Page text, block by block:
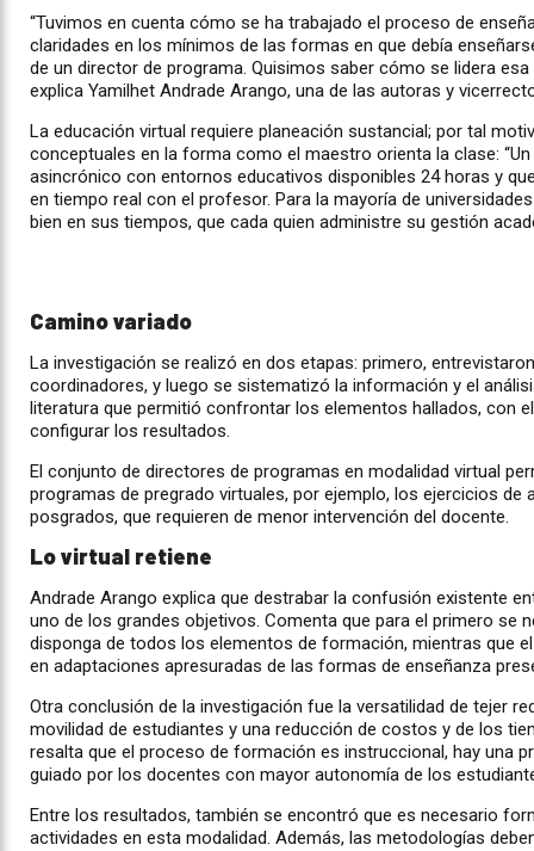
“Tuvimos en cuenta cómo se ha trabajado el proceso de
claridades en los mínimos de las formas en que debía
de un director de programa. Quisimos saber cómo se lidera
explica Yamilhet Andrade Arango, una de las autoras y
La educación virtual requiere planeación sustancial; por tal
conceptuales en la forma como el maestro orienta la clase:
asincrónico con entornos educativos disponibles 24 horas y
en tiempo real con el profesor. Para la mayoría de
bien en sus tiempos, que cada quien administre su gestión
Camino variado
La investigación se realizó en dos etapas: primero,
coordinadores, y luego se sistematizó la información y el
literatura que permitió confrontar los elementos hallados, con
configurar los resultados.
El conjunto de directores de programas en modalidad virtual
programas de pregrado virtuales, por ejemplo, los ejercicios
posgrados, que requieren de menor intervención del docente.
Lo virtual retiene
Andrade Arango explica que destrabar la confusión existente
uno de los grandes objetivos. Comenta que para el primero se
disponga de todos los elementos de formación, mientras que
en adaptaciones apresuradas de las formas de enseñanza
Otra conclusión de la investigación fue la versatilidad de tejer
movilidad de estudiantes y una reducción de costos y de los
resalta que el proceso de formación es instruccional, hay una
guiado por los docentes con mayor autonomía de los
Entre los resultados, también se encontró que es necesario
actividades en esta modalidad. Además, las metodologías